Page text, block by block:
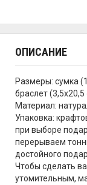
ОПИСАНИЕ
Размеры: сумка
браслет
Материал:
Упаковка:
при выборе
перерываем
достойного
Чтобы сделать
утомительным,